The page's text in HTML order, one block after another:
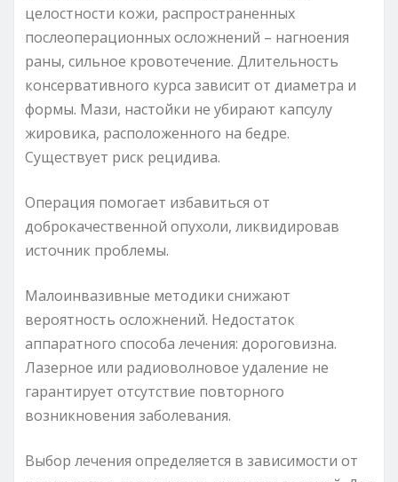
целостности кожи, распространенных
послеоперационных осложнений – нагноения
раны, сильное кровотечение. Длительность
консервативного курса зависит от диаметра и
формы. Мази, настойки не убирают капсулу
жировика, расположенного на бедре.
Существует риск рецидива.
Операция помогает избавиться от
доброкачественной опухоли, ликвидировав
источник проблемы.
Малоинвазивные методики снижают
вероятность осложнений. Недостаток
аппаратного способа лечения: дороговизна.
Лазерное или радиоволновое удаление не
гарантирует отсутствие повторного
возникновения заболевания.
Выбор лечения определяется в зависимости от